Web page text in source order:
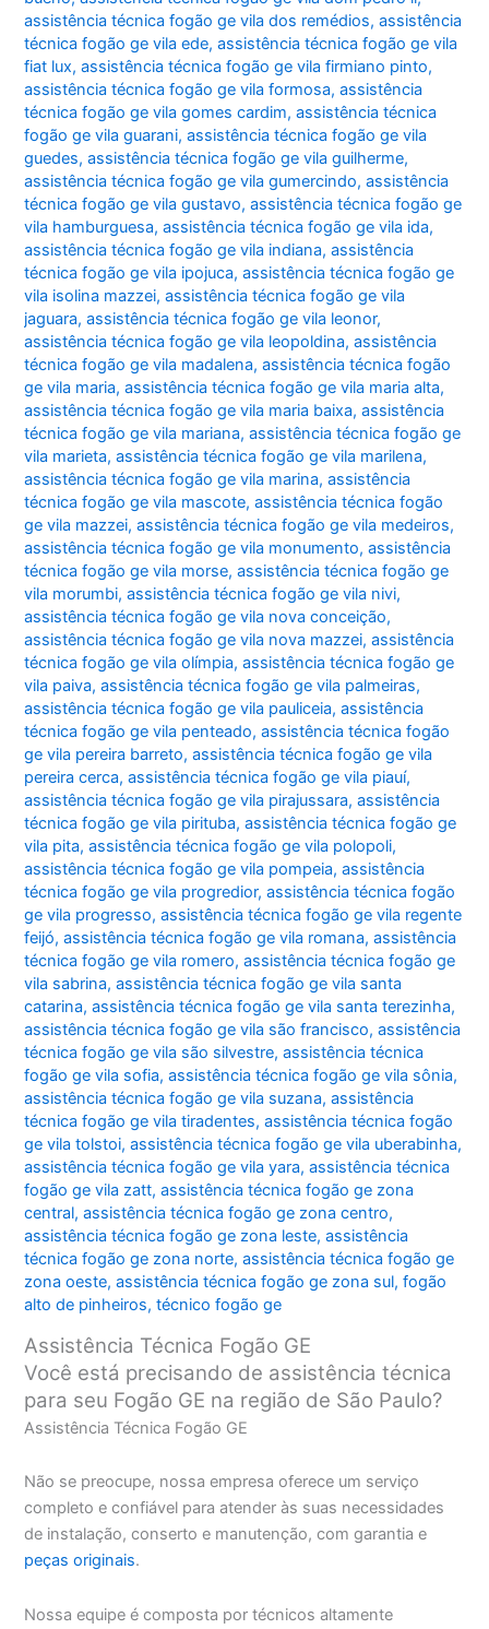
assistência técnica fogão ge vila dos remédios,assistência
técnica fogão ge vila ede,assistência técnica fogão ge vila
fiat lux,assistência técnica fogão ge vila firmiano pinto,
assistência técnica fogão ge vila formosa,assistência
técnica fogão ge vila gomes cardim,assistência técnica
fogão ge vila guarani,assistência técnica fogão ge vila
guedes,assistência técnica fogão ge vila guilherme,
assistência técnica fogão ge vila gumercindo,assistência
técnica fogão ge vila gustavo,assistência técnica fogão ge
vila hamburguesa,assistência técnica fogão ge vila ida,
assistência técnica fogão ge vila indiana,assistência
técnica fogão ge vila ipojuca,assistência técnica fogão ge
vila isolina mazzei,assistência técnica fogão ge vila
jaguara,assistência técnica fogão ge vila leonor,
assistência técnica fogão ge vila leopoldina,assistência
técnica fogão ge vila madalena,assistência técnica fogão
ge vila maria,assistência técnica fogão ge vila maria alta,
assistência técnica fogão ge vila maria baixa,assistência
técnica fogão ge vila mariana,assistência técnica fogão ge
vila marieta,assistência técnica fogão ge vila marilena,
assistência técnica fogão ge vila marina,assistência
técnica fogão ge vila mascote,assistência técnica fogão
ge vila mazzei,assistência técnica fogão ge vila medeiros,
assistência técnica fogão ge vila monumento,assistência
técnica fogão ge vila morse,assistência técnica fogão ge
vila morumbi,assistência técnica fogão ge vila nivi,
assistência técnica fogão ge vila nova conceição,
assistência técnica fogão ge vila nova mazzei,assistência
técnica fogão ge vila olímpia,assistência técnica fogão ge
vila paiva,assistência técnica fogão ge vila palmeiras,
assistência técnica fogão ge vila pauliceia,assistência
técnica fogão ge vila penteado,assistência técnica fogão
ge vila pereira barreto,assistência técnica fogão ge vila
pereira cerca,assistência técnica fogão ge vila piauí,
assistência técnica fogão ge vila pirajussara,assistência
técnica fogão ge vila pirituba,assistência técnica fogão ge
vila pita,assistência técnica fogão ge vila polopoli,
assistência técnica fogão ge vila pompeia,assistência
técnica fogão ge vila progredior,assistência técnica fogão
ge vila progresso,assistência técnica fogão ge vila regente
feijó,assistência técnica fogão ge vila romana,assistência
técnica fogão ge vila romero,assistência técnica fogão ge
vila sabrina,assistência técnica fogão ge vila santa
catarina,assistência técnica fogão ge vila santa terezinha,
assistência técnica fogão ge vila são francisco,assistência
técnica fogão ge vila são silvestre,assistência técnica
fogão ge vila sofia,assistência técnica fogão ge vila sônia,
assistência técnica fogão ge vila suzana,assistência
técnica fogão ge vila tiradentes,assistência técnica fogão
ge vila tolstoi,assistência técnica fogão ge vila uberabinha,
assistência técnica fogão ge vila yara,assistência técnica
fogão ge vila zatt,assistência técnica fogão ge zona
central,assistência técnica fogão ge zona centro,
assistência técnica fogão ge zona leste,assistência
técnica fogão ge zona norte,assistência técnica fogão ge
zona oeste,assistência técnica fogão ge zona sul,fogão
alto de pinheiros,técnico fogão ge
Assistência Técnica Fogão GE
Você está precisando de assistência técnica
para seu Fogão GE na região de São Paulo?
Assistência Técnica Fogão GE
Não se preocupe, nossa empresa oferece um serviço
completo e confiável para atender às suas necessidades
de instalação, conserto e manutenção, com garantia e
peças originais.
Nossa equipe é composta por técnicos altamente